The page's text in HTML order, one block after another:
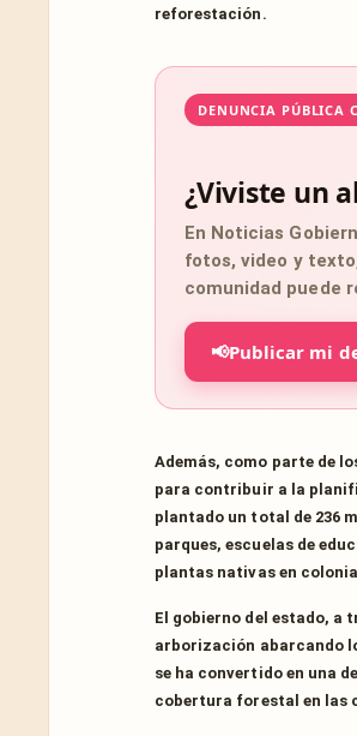
reforestación.
DENUNCIA PÚBLICA
¿Viviste un
En Noticias
fotos, video y
comunidad puede
📢Publicar mi
Además, como parte de
para contribuir a la
plantado un total de 236
parques, escuelas de
plantas nativas en
El gobierno del estado, a
arborización abarcando
se ha convertido en una
cobertura forestal en las